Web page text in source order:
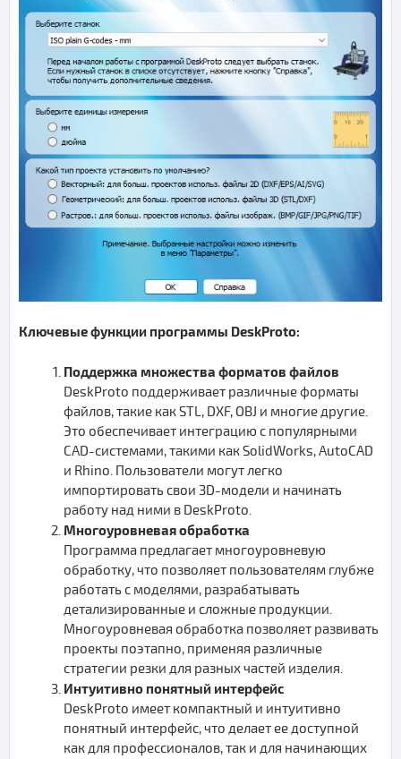
Ключевые функции программы DeskProto:
Поддержка множества форматов файлов
DeskProto поддерживает различные форматы
файлов, такие как STL, DXF, OBJ и многие другие.
Это обеспечивает интеграцию с популярными
CAD-системами, такими как SolidWorks, AutoCAD
и Rhino. Пользователи могут легко
импортировать свои 3D-модели и начинать
работу над ними в DeskProto.
Многоуровневая обработка
Программа предлагает многоуровневую
обработку, что позволяет пользователям глубже
работать с моделями, разрабатывать
детализированные и сложные продукции.
Многоуровневая обработка позволяет развивать
проекты поэтапно, применяя различные
стратегии резки для разных частей изделия.
Интуитивно понятный интерфейс
DeskProto имеет компактный и интуитивно
понятный интерфейс, что делает ее доступной
как для профессионалов, так и для начинающих